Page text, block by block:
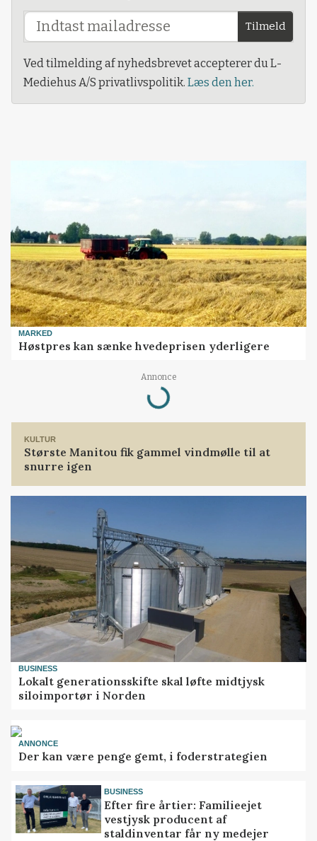
Tilmeld
Ved tilmelding af nyhedsbrevet accepterer du L-
Mediehus A/S privatlivspolitik. Læs den her.
MARKED
Høstpres kan sænke hvedeprisen yderligere
Annonce
Loading...
KULTUR
Største Manitou fik gammel vindmølle til at
snurre igen
BUSINESS
Lokalt generationsskifte skal løfte midtjysk
siloimportør i Norden
ANNONCE
Der kan være penge gemt, i foderstrategien
BUSINESS
Efter fire årtier: Familieejet
vestjysk producent af
staldinventar får ny medejer